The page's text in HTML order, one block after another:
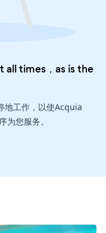
all times，as is the
地工作，以使Acquia
您服务。